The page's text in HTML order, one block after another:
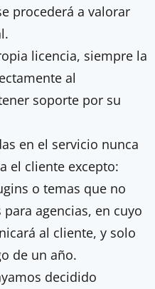
procederá a valorar
licencia, siempre la
al
soporte por su
en el servicio nunca
el cliente excepto:
o temas que no
agencias, en cuyo
al cliente, y solo
de un año.
decidido